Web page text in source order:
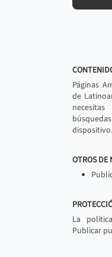
Páginas
de
dispositivo.
OTROS DE
La
Publicar